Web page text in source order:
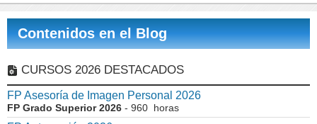
Contenidos en el Blog
CURSOS 2026 DESTACADOS
FP Asesoría de Imagen Personal 2026
FP Grado Superior 2026 - 960 horas